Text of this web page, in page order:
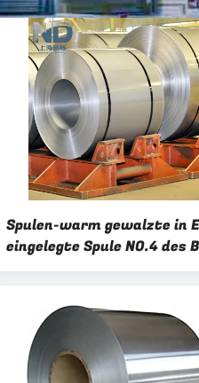
Spulen-warm gewalzte in
eingelegte Spule NO.4 des
Ende1x2m Edelstahl-410